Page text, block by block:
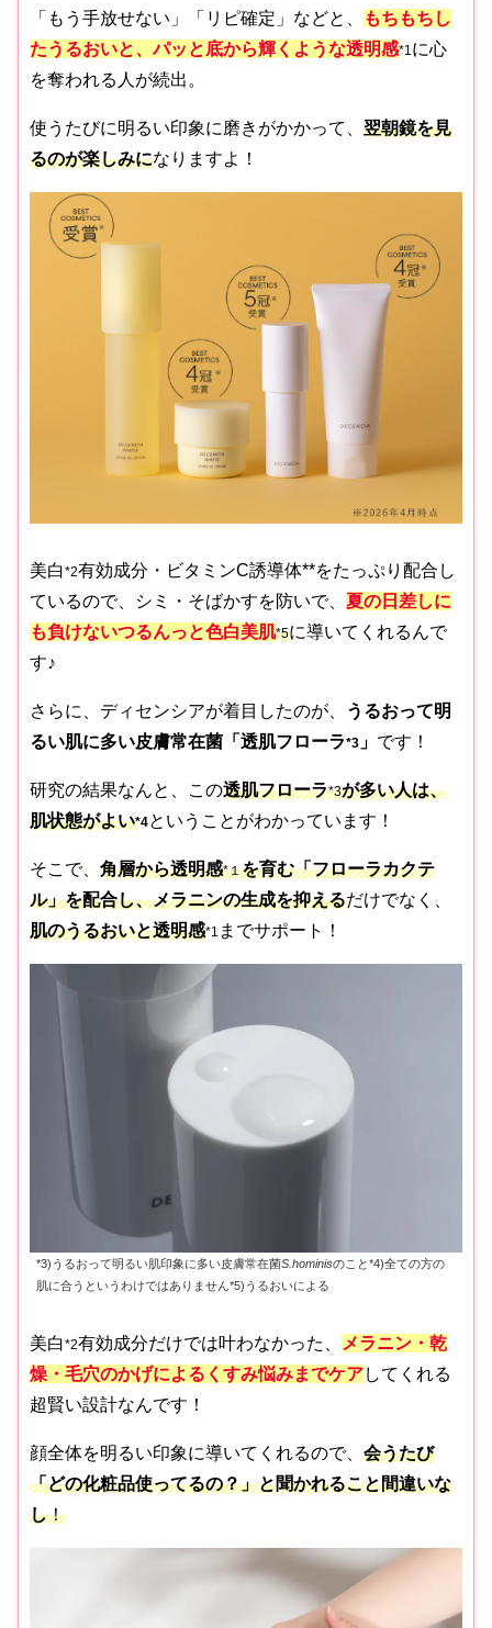
「もう手放せない」「リピ確定」などと、
もちもちし
たうるおいと、パッと底から輝くような透明感*1 に心
を奪われる人が続出。
使うたびに明るい印象に磨きがかかって、 翌朝鏡を見
るのが楽しみになりますよ！
美白*2有効成分・ビタミンC誘導体**をたっぷり配合し
ているので、シミ・そばかすを防いで、 夏の日差しに
も負けないつるんっと色白美肌*5に導いてくれるんで
す♪
さらに、ディセンシアが着目したのが、
うるおって明
るい肌に多い皮膚常在菌「透肌フローラ*3 」 です！
研究の結果なんと、この透肌フローラ*3が多い人は、
肌状態がよい*4ということがわかっています！
そこで、 角層から透明感*１を育む「フローラカクテ
ル」を配合し、メラニンの生成を抑えるだけでなく、
肌のうるおいと透明感*1 までサポート！
*3)うるおって明るい肌印象に多い皮膚常在菌S.hominisのこと*4)全ての方の
肌に合うというわけではありません*5)うるおいによる
美白*2有効成分だけでは叶わなかった、
メラニン・乾
燥・毛穴のかげによるくすみ悩みまでケアしてくれる
超賢い設計なんです！
顔全体を明るい印象に導いてくれるので、 会うたび
「どの化粧品使ってるの？」と聞かれること間違いな
し！